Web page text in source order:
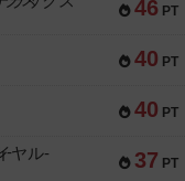
46 PT
40 PT
40 PT
37 PT
ヤル-